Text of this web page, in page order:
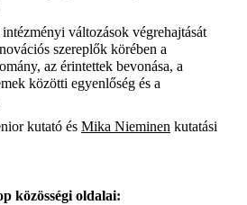
intézményi változások végrehajtását
szereplők körében a
az érintettek bevonása, a
közötti egyenlőség és a
kutató és Mika Nieminen kutatási
közösségi oldalai: